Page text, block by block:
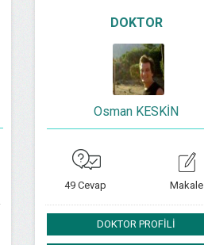
DOKTOR
Osman KESKİN
49 Cevap Makale
DOKTOR PROFİLİ